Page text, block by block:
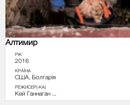
Алтимир
РІК
2016
КРАЇНА
США, Болгарія
РЕЖИСЕР(-КА)
Кей Ганнаган ...